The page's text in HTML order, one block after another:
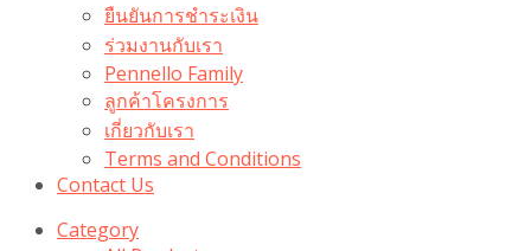
ยืนยันการชำระเงิน
ร่วมงานกับเรา
Pennello Family
ลูกค้าโครงการ
เกี่ยวกับเรา
Terms and Conditions
Contact Us
Category